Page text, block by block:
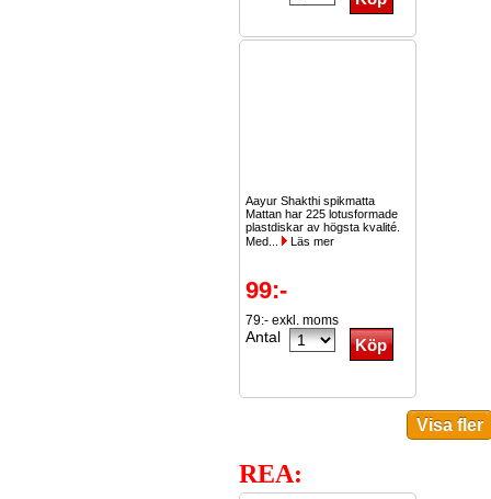
Aayur Shakthi spikmatta
Mattan har 225 lotusformade
plastdiskar av högsta kvalité.
Med...
Läs mer
99:-
79:- exkl. moms
Antal
REA: